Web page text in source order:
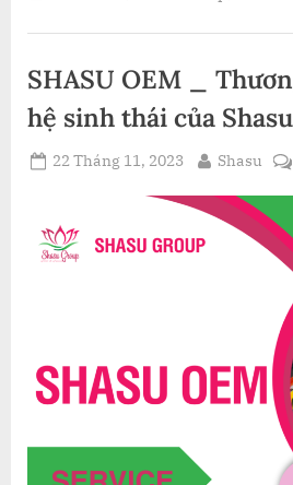
Nghiệp”
SHASU OEM _
hệ sinh thái của
Posted
22 Tháng 11, 2023 By
Shasu